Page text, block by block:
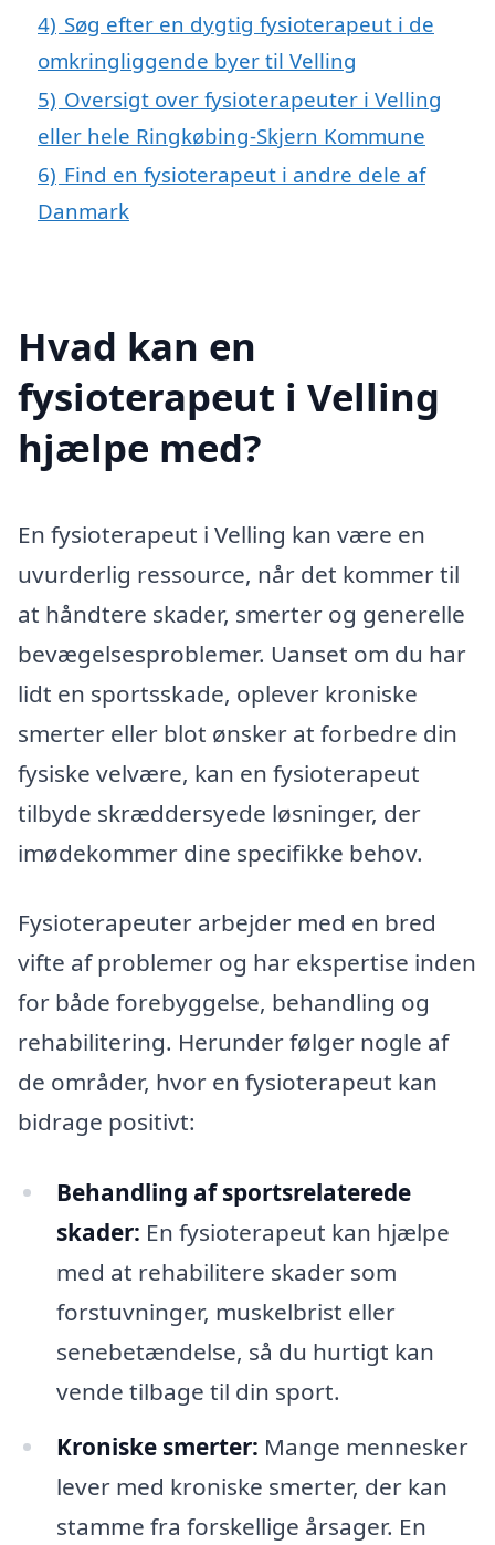
4) Søg efter en dygtig fysioterapeut i de
omkringliggende byer til Velling
5) Oversigt over fysioterapeuter i Velling
eller hele Ringkøbing-Skjern Kommune
6) Find en fysioterapeut i andre dele af
Danmark
Hvad kan en
fysioterapeut i Velling
hjælpe med?
En fysioterapeut i Velling kan være en
uvurderlig ressource, når det kommer til
at håndtere skader, smerter og generelle
bevægelsesproblemer. Uanset om du har
lidt en sportsskade, oplever kroniske
smerter eller blot ønsker at forbedre din
fysiske velvære, kan en fysioterapeut
tilbyde skræddersyede løsninger, der
imødekommer dine specifikke behov.
Fysioterapeuter arbejder med en bred
vifte af problemer og har ekspertise inden
for både forebyggelse, behandling og
rehabilitering. Herunder følger nogle af
de områder, hvor en fysioterapeut kan
bidrage positivt:
Behandling af sportsrelaterede
skader: En fysioterapeut kan hjælpe
med at rehabilitere skader som
forstuvninger, muskelbrist eller
senebetændelse, så du hurtigt kan
vende tilbage til din sport.
Kroniske smerter: Mange mennesker
lever med kroniske smerter, der kan
stamme fra forskellige årsager. En